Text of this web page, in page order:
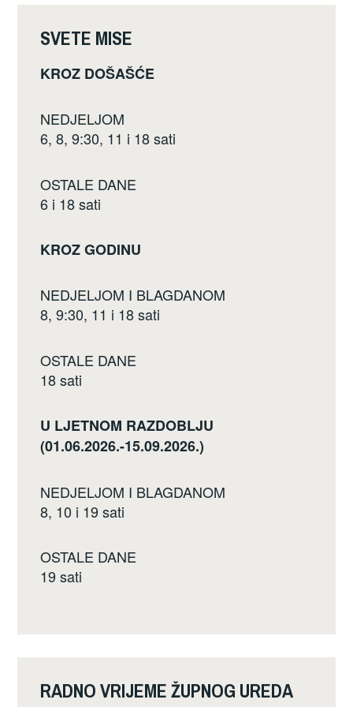
k
SVETE MISE
KROZ DOŠAŠĆE
NEDJELJOM
6, 8, 9:30, 11 i 18 sati
OSTALE DANE
6 i 18 sati
KROZ GODINU
NEDJELJOM I BLAGDANOM
8, 9:30, 11 i 18 sati
OSTALE DANE
18 sati
U LJETNOM RAZDOBLJU
(01.06.2026.-15.09.2026.)
NEDJELJOM I BLAGDANOM
8, 10 i 19 sati
OSTALE DANE
19 sati
RADNO VRIJEME ŽUPNOG UREDA